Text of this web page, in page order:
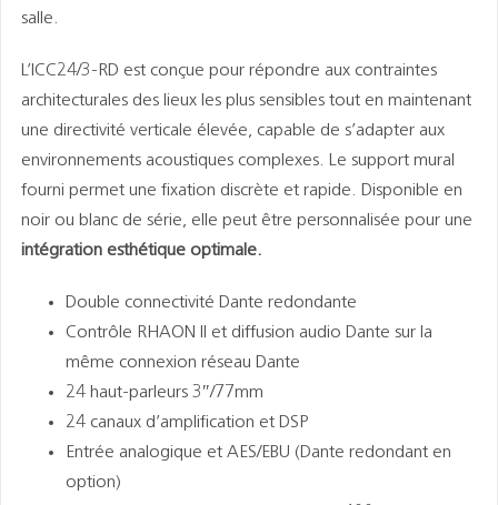
salle.
L’ICC24/3-RD est conçue pour répondre aux contraintes
architecturales des lieux les plus sensibles tout en maintenant
une directivité verticale élevée, capable de s’adapter aux
environnements acoustiques complexes. Le support mural
fourni permet une fixation discrète et rapide. Disponible en
noir ou blanc de série, elle peut être personnalisée pour une
intégration esthétique optimale.
Double connectivité Dante redondante
Contrôle RHAON II et diffusion audio Dante sur la
même connexion réseau Dante
24 haut-parleurs 3″/77mm
24 canaux d’amplification et DSP
Entrée analogique et AES/EBU (Dante redondant en
option)